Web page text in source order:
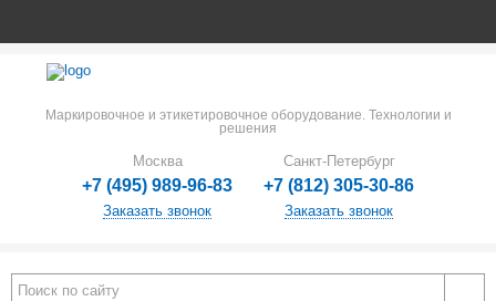
Маркировочное и этикетировочное оборудование. Технологии и
решения
Москва
+7 (495) 989-96-83
Заказать звонок
Санкт-Петербург
+7 (812) 305-30-86
Заказать звонок